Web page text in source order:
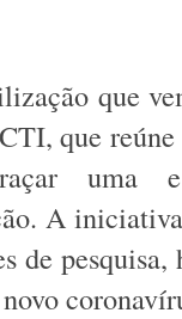
que
que
uma
A
de